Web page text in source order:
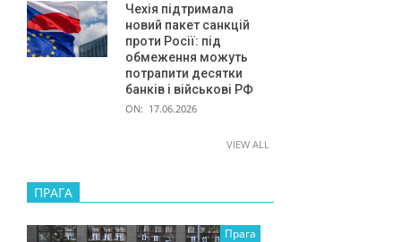
Чехія підтримала
новий пакет санкцій
проти Росії: під
обмеження можуть
потрапити десятки
банків і військові РФ
ON: 17.06.2026
VIEW ALL
ПРАГА
Прага